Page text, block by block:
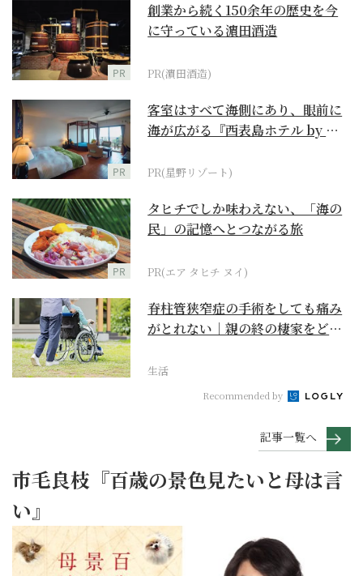
PR
創業から続く150余年の歴史を今
に守っている濵田酒造
PR(濵田酒造)
PR
客室はすべて海側にあり、眼前に
海が広がる『西表島ホテル by 星
PR(星野リゾート)
PR
タヒチでしか味わえない、「海の
民」の記憶へとつながる旅
PR(エア タヒチ ヌイ)
脊柱管狭窄症の手術をしても痛み
がとれない｜親の終の棲家をどう
生活
Recommended by
記事一覧へ
市毛良枝『百歳の景色見たいと母は言
い』